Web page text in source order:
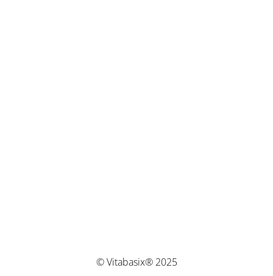
© Vitabasix® 2025